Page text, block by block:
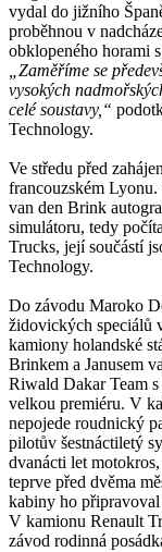
vydal do jižního
proběhnou v
obklopeného horami
„Zaměříme se
vysokých
celé soustavy,“
Technology.
Ve středu před
francouzském
van den Brink
simulátoru, tedy
Trucks, její součástí
Technology.
Do závodu Maroko
židovických speciálů
kamiony holandské
Brinkem a Janusem
Riwald Dakar Team
velkou premiéru. V
nepojede roudnický
pilotův šestnáctiletý
dvanácti let
teprve před dvěma
kabiny ho
V kamionu Renault
závod rodinná